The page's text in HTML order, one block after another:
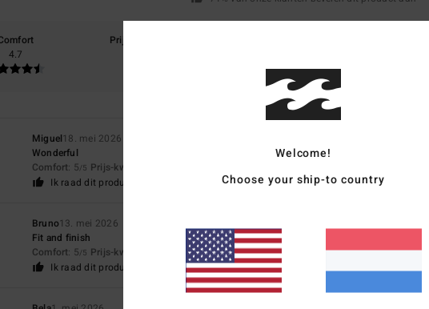
4.7
Prijs-kwaliteitverhouding
Miguel18. mei 2026
Wonderful
Comfort: 5/5 Prijs-kwaliteitverhouding
Ik raad dit product aan
Bruno13. mei 2026
Fit and finish
Comfort: 5/5 Prijs-kwaliteitverhouding: 5/5 Maat: Te groot Materiaal: 5/5 Kleur: 5/5
Ik raad dit product aan
Welcome!
Choose your ship-to country